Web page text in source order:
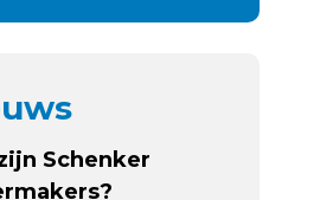
Schenker